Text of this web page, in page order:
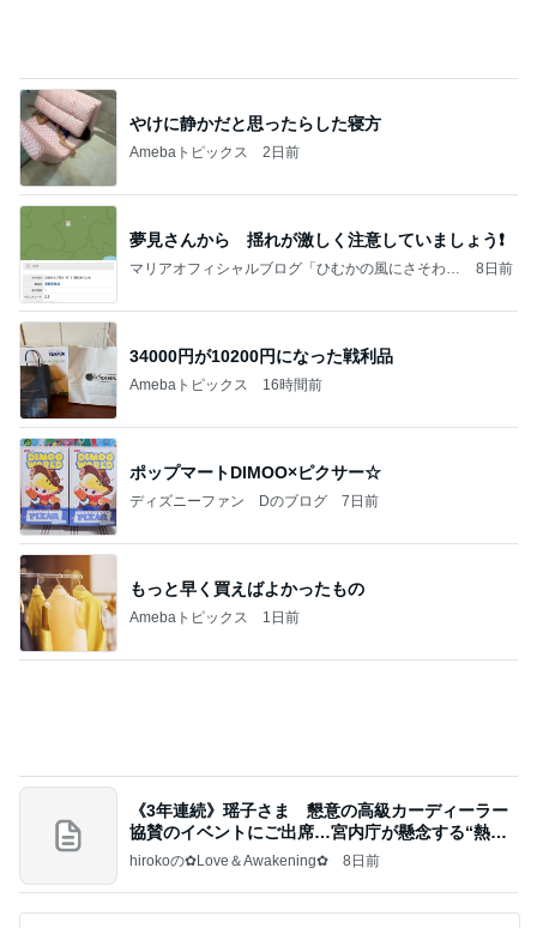
やけに静かだと思ったらした寝方
Amebaトピックス 2日前
夢見さんから 揺れが激しく注意していましょう❗️
マリアオフィシャルブログ「ひむかの風にさそわれ
8日前
34000円が10200円になった戦利品
Amebaトピックス 16時間前
ポップマートDIMOO×ピクサー☆
ディズニーファン Dのブログ 7日前
もっと早く買えばよかったもの
Amebaトピックス 1日前
《3年連続》瑶子さま 懇意の高級カーディーラー
協賛のイベントにご出席…宮内庁が懸念する“熱心
すぎ
hirokoの✿Love＆Awakening✿ 8日前